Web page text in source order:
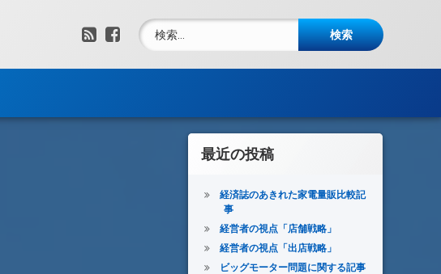
RSSFacebook
検索:
最近の投稿
経済誌のあきれた家電量販比較記
事
経営者の視点「店舗戦略」
経営者の視点「出店戦略」
ビッグモーター問題に関する記事